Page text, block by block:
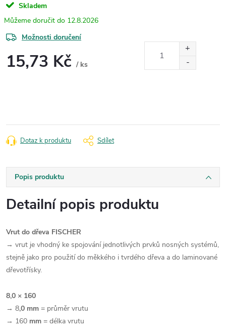
Skladem
12.8.2026
Možnosti doručení
15,73 Kč / ks
Dotaz k produktu Sdílet
Popis produktu
Detailní popis produktu
Vrut do dřeva FISCHER
→ vrut je vhodný ke spojování jednotlivých prvků nosných systémů,
stejně jako pro použití do měkkého i tvrdého dřeva a do laminované
dřevotřísky.
8,0 × 160
→ 8,0 mm = průměr vrutu
→ 160 mm = délka vrutu